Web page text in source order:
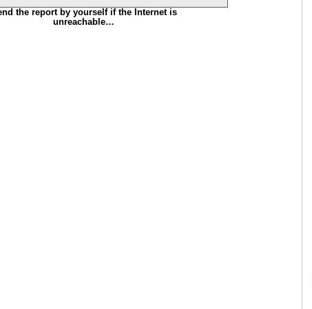
the report by yourself if the Internet is
unreachable…